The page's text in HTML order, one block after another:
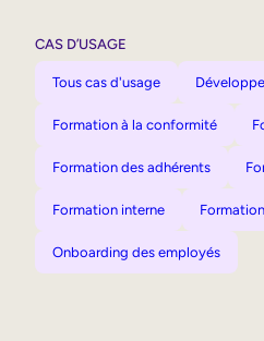
CAS D’USAGE
Tous cas d'usage
Formation à la conformité
Formation des adhérents
Formation interne
Onboarding des employés